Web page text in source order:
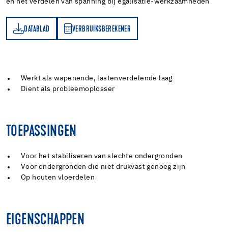
en het verdelen van spanning bij egalisatie-werkzaamheden
DATABLAD VERBRUIKSBEREKENER
Werkt als wapenende, lastenverdelende laag
Dient als probleemoplosser
TOEPASSINGEN
Voor het stabiliseren van slechte ondergronden
Voor ondergronden die niet drukvast genoeg zijn
Op houten vloerdelen
EIGENSCHAPPEN